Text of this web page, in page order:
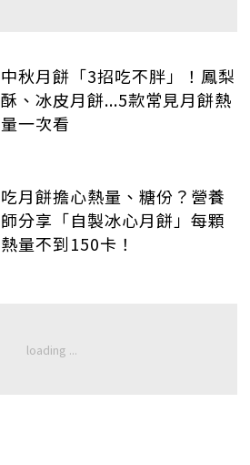
中秋月餅「3招吃不胖」！鳳梨
酥、冰皮月餅...5款常見月餅熱
量一次看
吃月餅擔心熱量、糖份？營養
師分享「自製冰心月餅」每顆
熱量不到150卡！